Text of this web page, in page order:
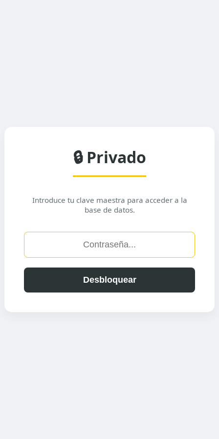
🔒 Privado
Introduce tu clave maestra para acceder a la
base de datos.
Desbloquear